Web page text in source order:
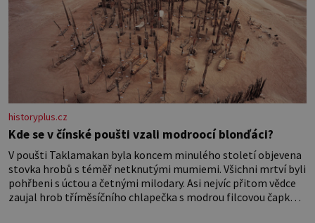
historyplus.cz
Kde se v čínské poušti vzali modroocí blonďáci?
V poušti Taklamakan byla koncem minulého století objevena
stovka hrobů s téměř netknutými mumiemi. Všichni mrtví byli
pohřbeni s úctou a četnými milodary. Asi nejvíc přitom vědce
zaujal hrob tříměsíčního chlapečka s modrou filcovou čapkou,